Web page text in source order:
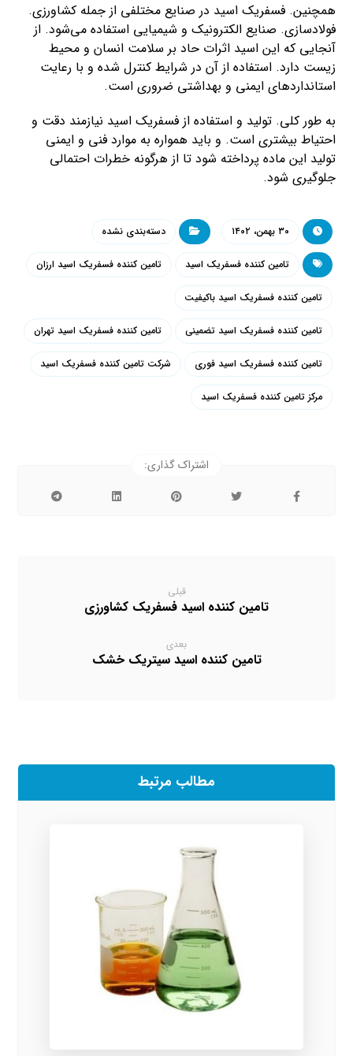
همچنین. فسفریک اسید در صنایع مختلفی از جمله کشاورزی.
فولادسازی. صنایع الکترونیک و شیمیایی استفاده می‌شود. از
آنجایی که این اسید اثرات حاد بر سلامت انسان و محیط
زیست دارد. استفاده از آن در شرایط کنترل شده و با رعایت
استانداردهای ایمنی و بهداشتی ضروری است.
به طور کلی. تولید و استفاده از فسفریک اسید نیازمند دقت و
احتیاط بیشتری است. و باید همواره به موارد فنی و ایمنی
تولید این ماده پرداخته شود تا از هرگونه خطرات احتمالی
جلوگیری شود.
۳۰ بهمن، ۱۴۰۲ دسته‌بندی نشده
تامین کننده فسفریک اسید تامین کننده فسفریک اسید ارزان
تامین کننده فسفریک اسید باکیفیت
تامین کننده فسفریک اسید تضمینی تامین کننده فسفریک اسید تهران
تامین کننده فسفریک اسید فوری شرکت تامین کننده فسفریک اسید
مرکز تامین کننده فسفریک اسید
قبلی
تامین کننده اسید فسفریک کشاورزی
بعدی
تامین کننده اسید سیتریک خشک
مطالب مرتبط